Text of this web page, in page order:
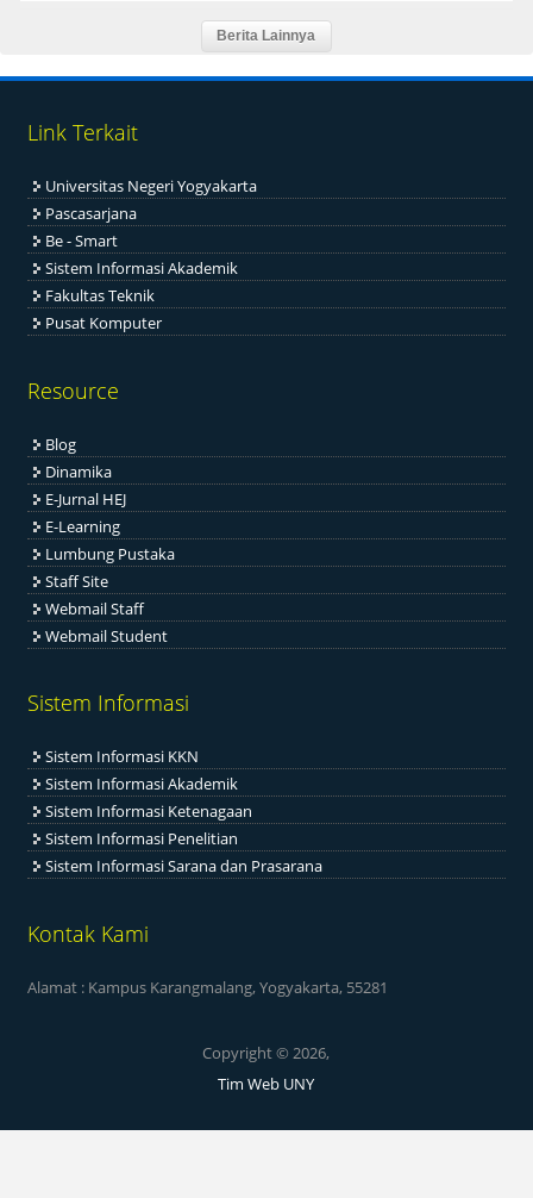
Link Terkait
Universitas Negeri Yogyakarta
Pascasarjana
Be - Smart
Sistem Informasi Akademik
Fakultas Teknik
Pusat Komputer
Resource
Blog
Dinamika
E-Jurnal HEJ
E-Learning
Lumbung Pustaka
Staff Site
Webmail Staff
Webmail Student
Sistem Informasi
Sistem Informasi KKN
Sistem Informasi Akademik
Sistem Informasi Ketenagaan
Sistem Informasi Penelitian
Sistem Informasi Sarana dan Prasarana
Kontak Kami
Alamat : Kampus Karangmalang, Yogyakarta, 55281
Copyright © 2026,
Tim Web UNY